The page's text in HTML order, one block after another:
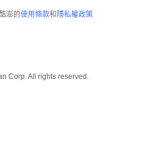
澎的使用條款和 隱私權政策
Corp. All rights reserved.